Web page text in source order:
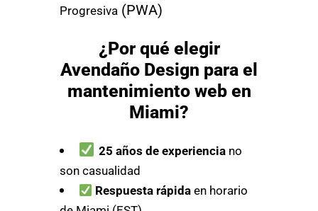
Progresiva (PWA)
¿Por qué elegir
Avendaño Design para el
mantenimiento web en
Miami?
25 años de experienciano
son casualidad
Respuesta rápida en horario